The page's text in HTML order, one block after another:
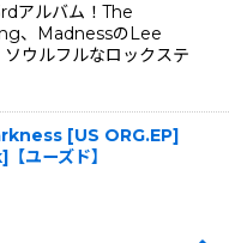
アルバム！The
、MadnessのLee
ウルフルなロックステ
[US ORG.EP]
ーズド】